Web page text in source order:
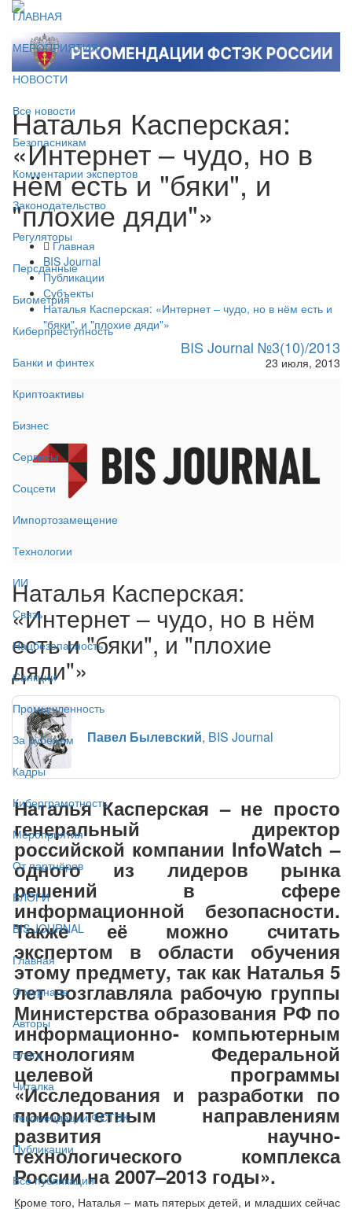
ГЛАВНАЯ
МЕРОПРИЯТИЯ
НОВОСТИ
Все новости
Безопасникам
Комментарии экспертов
Законодательство
Регуляторы
Персданные
Биометрия
Киберпреступность
Банки и финтех
Криптоактивы
Бизнес
Сервисы
Соцсети
Импортозамещение
Технологии
ИИ
Связь
Нацбезопасность
Санкции
Промышленность
За рубежом
Кадры
Киберграмотность
Мероприятия
От партнёров
БЛОГИ
BIS JOURNAL
Главная
О журнале
Авторы
Блоги
Читалка
Рекомендации ФСТЭК
Публикации
Все публикации
Наталья Касперская:
«Интернет – чудо, но в
нём есть и "бяки", и
"плохие дяди"»
Главная
BIS Journal
Публикации
Субъекты
Наталья Касперская: «Интернет – чудо, но в нём есть и
"бяки", и "плохие дяди"»
BIS Journal №3(10)/2013
23 июля, 2013
Наталья Касперская:
«Интернет – чудо, но в нём
есть и "бяки", и "плохие
дяди"»
Павел Былевский, BIS Journal
Наталья Касперская – не просто
генеральный директор
российской компании InfoWatch –
одного из лидеров рынка
решений в сфере
информационной безопасности.
Также её можно считать
экспертом в области обучения
этому предмету, так как Наталья 5
лет возглавляла рабочую группы
Министерства образования РФ по
информационно- компьютерным
технологиям Федеральной
целевой программы
«Исследования и разработки по
приоритетным направлениям
развития научно-
технологического комплекса
России на 2007–2013 годы».
Кроме того, Наталья – мать пятерых детей, и младших сейчас